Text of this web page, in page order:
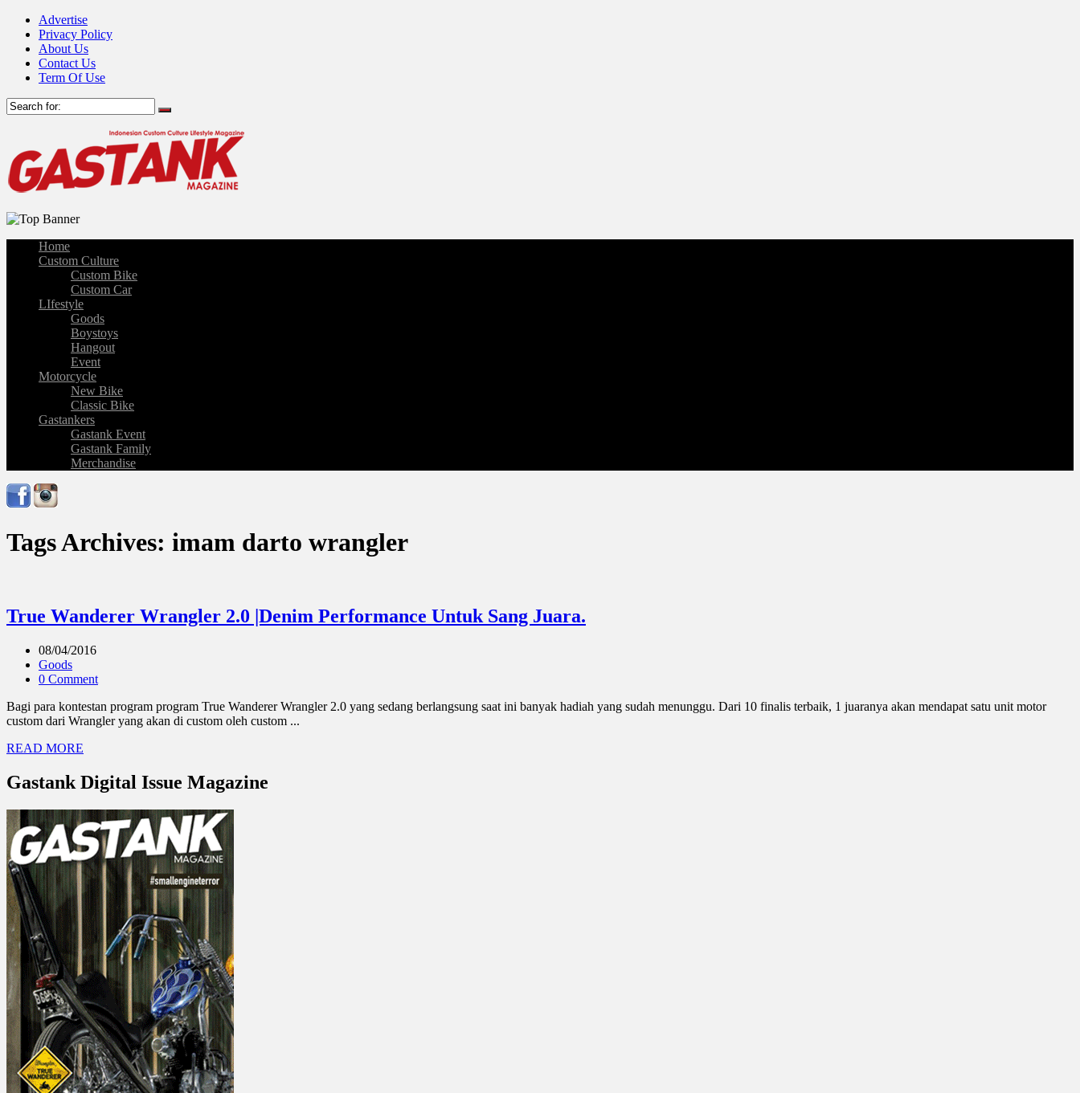
Advertise
Privacy Policy
About Us
Contact Us
Term Of Use
Home
Custom Culture
Custom Bike
Custom Car
LIfestyle
Goods
Boystoys
Hangout
Event
Motorcycle
New Bike
Classic Bike
Gastankers
Gastank Event
Gastank Family
Merchandise
Tags Archives: imam darto wrangler
True Wanderer Wrangler 2.0 |Denim Performance Untuk Sang Juara.
08/04/2016
Goods
0 Comment
Bagi para kontestan program program True Wanderer Wrangler 2.0 yang sedang berlangsung saat ini banyak hadiah yang sudah menunggu. Dari 10 finalis terbaik, 1 juaranya akan mendapat satu unit motor
custom dari Wrangler yang akan di custom oleh custom ...
READ MORE
Gastank Digital Issue Magazine